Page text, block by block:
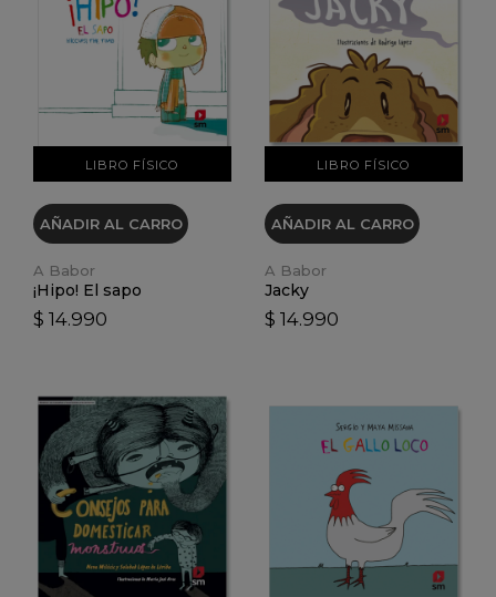
LIBRO FÍSICO
VER DETALLES
AÑADIR AL CARRO
A Babor
¡Hipo! El sapo
$ 14.990
LIBRO FÍSICO
VER DETALLES
AÑADIR AL CARRO
A Babor
Jacky
$ 14.990
VER DETALLES VER DETALLES